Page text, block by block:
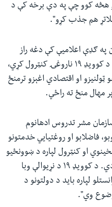
هڅه کوو چې په دې برخه کې د
ملاتړ هم جذب کړو".
په ګډې اعلامیې کې دغه راز
ویل شوي هغه دولتونه چې غواړي د کوویډ ۱۹ ناروغۍ کنټرول کړي،
ټولنیزو او اقتصادي اغېزو ترمنځ
مهال منځ ته راځي.
مشر تدروس ادهانوم
فاضلابو او روغتیايي خدمتونو
او کنټرول لپاره د ښوونځیو
په ګډون په ټولو ځایونو کې اړین دي. د کوویډ ۱۹ د نړیوالې وبا
لپاره باید د دولتونو د
وي".